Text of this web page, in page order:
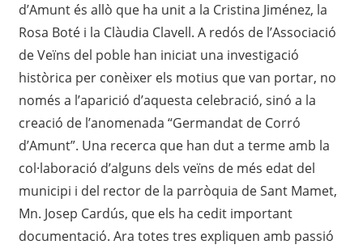
d’Amunt és allò que ha unit a la Cristina Jiménez, la
Rosa Boté i la Clàudia Clavell. A redós de l’Associació
de Veïns del poble han iniciat una investigació
històrica per conèixer els motius que van portar, no
només a l’aparició d’aquesta celebració, sinó a la
creació de l’anomenada “Germandat de Corró
d’Amunt”. Una recerca que han dut a terme amb la
col·laboració d’alguns dels veïns de més edat del
municipi i del rector de la parròquia de Sant Mamet,
Mn. Josep Cardús, que els ha cedit important
documentació. Ara totes tres expliquen amb passió